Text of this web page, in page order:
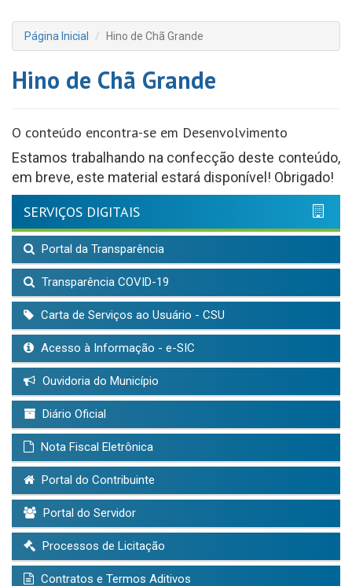
Página Inicial Hino de Chã Grande
Hino de Chã Grande
O conteúdo encontra-se em Desenvolvimento
Estamos trabalhando na confecção deste conteúdo,
em breve, este material estará disponível! Obrigado!
SERVIÇOS DIGITAIS
Portal da Transparência
Transparência COVID-19
Carta de Serviços ao Usuário - CSU
Acesso à Informação - e-SIC
Ouvidoria do Município
Diário Oficial
Nota Fiscal Eletrônica
Portal do Contribuinte
Portal do Servidor
Processos de Licitação
Contratos e Termos Aditivos